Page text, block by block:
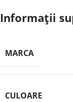
Informații
MARCA
CULOARE